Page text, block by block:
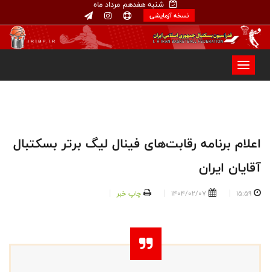
شنبه هفدهم مرداد ماه
نسخه آزمایشی
اعلام برنامه رقابت‌های فینال لیگ برتر بسکتبال
آقایان ایران
15:59
1404/02/07 چاپ خبر